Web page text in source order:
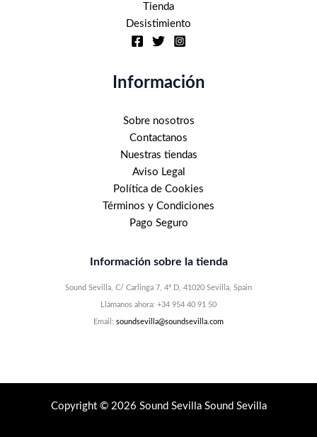
Tienda
Desistimiento
Información
Sobre nosotros
Contactanos
Nuestras tiendas
Aviso Legal
Política de Cookies
Términos y Condiciones
Pago Seguro
Información sobre la tienda
Sound Sevilla, C/ Carlinga 7, 4º D, 41020 Sevilla, Spain
Llámanos ahora: +34 954 40 91 50
Email: soundsevilla@soundsevilla.com
Copyright © 2026 Sound Sevilla Sound Sevilla